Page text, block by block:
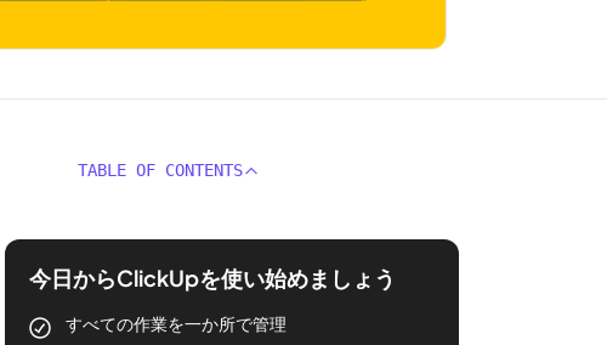
TABLE OF CONTENTS
今日からClickUpを使い始めましょう
すべての作業を一か所で管理